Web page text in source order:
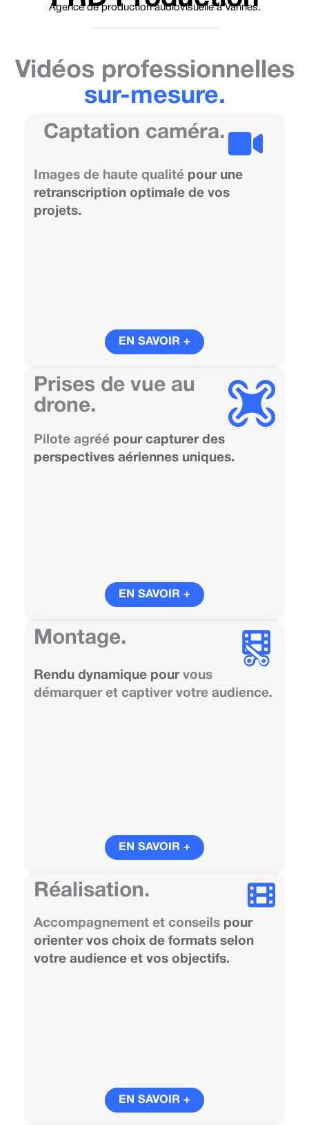
Agence de production audiovisuelle à Vannes.
Vidéos professionnelles
sur-mesure.
Captation caméra.
Images de haute qualité pour une
retranscription optimale de vos
projets.
EN SAVOIR +
Prises de vue au
drone.
Pilote agréé pour capturer des
perspectives aériennes uniques.
EN SAVOIR +
Montage.
Rendu dynamique pourvous
démarquer et captiver votre audience.
EN SAVOIR +
Réalisation.
Accompagnement et conseils pour
orienter vos choix de formats selon
votre audience et vos objectifs.
EN SAVOIR +